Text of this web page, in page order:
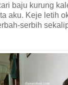
baju kurung
aku. Keje letih
serbih